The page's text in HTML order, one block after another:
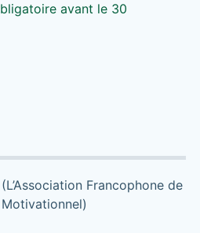
avant le 30
(L’Association Francophone de